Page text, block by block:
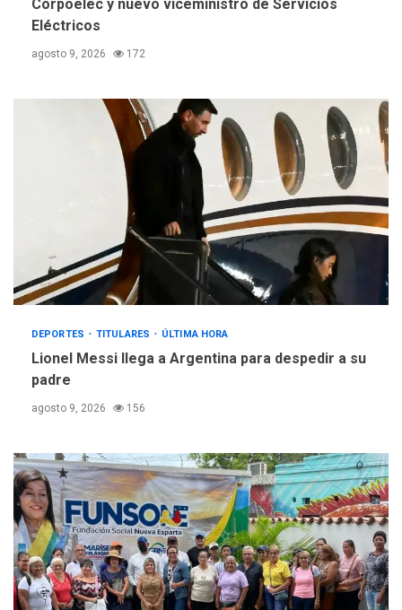
Corpoelec y nuevo viceministro de Servicios
Eléctricos
agosto 9, 2026 172
DEPORTES TITULARES ÚLTIMA HORA
Lionel Messi llega a Argentina para despedir a su
padre
agosto 9, 2026 156